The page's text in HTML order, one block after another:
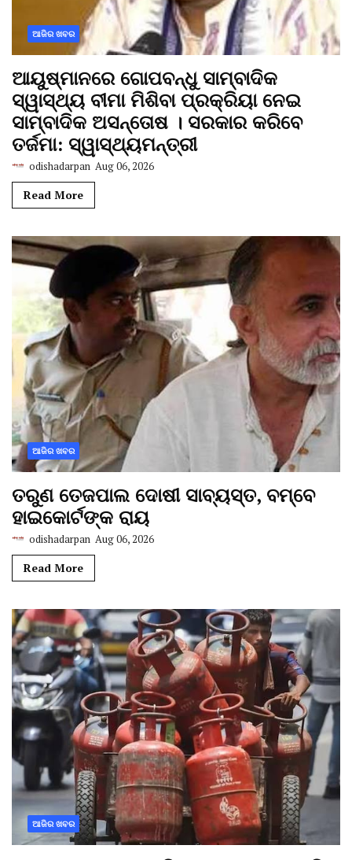
ଆଜିର ଖବର
ଆୟୁଷ୍ମାନରେ ଗୋପବନ୍ଧୁ ସାମ୍ବାଦିକ
ସ୍ୱାସ୍ଥ୍ୟ ବୀମା ମିଶିବା ପ୍ରକ୍ରିୟା ନେଇ
ସାମ୍ବାଦିକ ଅସନ୍ତୋଷ । ସରକାର କରିବେ
ତର୍ଜମା: ସ୍ୱାସ୍ଥ୍ୟମନ୍ତ୍ରୀ
odishadarpan Aug 06, 2026
Read More
ଆଜିର ଖବର
ତରୁଣ ତେଜପାଲ ଦୋଷୀ ସାବ୍ୟସ୍ତ, ବମ୍ବେ
ହାଇକୋର୍ଟଙ୍କ ରାୟ
odishadarpan Aug 06, 2026
Read More
ଆଜିର ଖବର